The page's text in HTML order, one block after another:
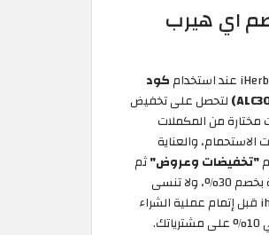
اي هيرب
كود
لتحصل على تخفيض
مختارة من المكملات
الاستحمام، والعناية
"تخفيضات وعروض"ثم
اختر المنتجات المشمولة بخصم 30%، ولا تنسى
قبل إتمام عملية الشراء